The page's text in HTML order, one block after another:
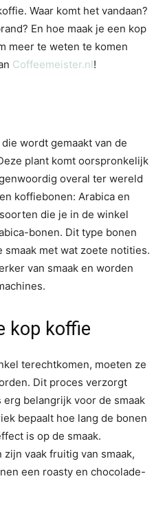
Waar komt het vandaan?
En hoe maak je een kop
meer te weten te komen
Coffeemeister.nl!
wordt gemaakt van de
plant komt oorspronkelijk
overal ter wereld
koffiebonen: Arabica en
die je in de winkel
bonen. Dit type bonen
met wat zoete notities.
van smaak en worden
kop koffie
terechtkomen, moeten ze
Dit proces verzorgt
belangrijk voor de smaak
bepaalt hoe lang de bonen
is op de smaak.
vaak fruitig van smaak,
een roasty en chocolade-